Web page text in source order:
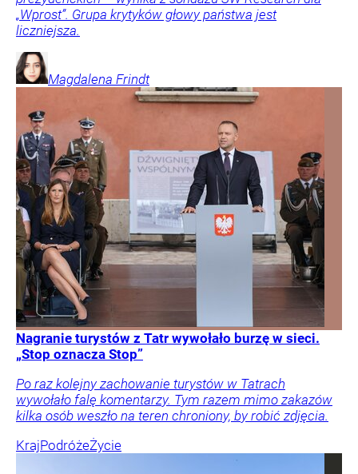
„Wprost”. Grupa krytyków głowy państwa jest
liczniejsza.
Magdalena Frindt
Nagranie turystów z Tatr wywołało burzę w sieci.
„Stop oznacza Stop”
Po raz kolejny zachowanie turystów w Tatrach
wywołało falę komentarzy. Tym razem mimo zakazów
kilka osób weszło na teren chroniony, by robić zdjęcia.
KrajPodróżeŻycie